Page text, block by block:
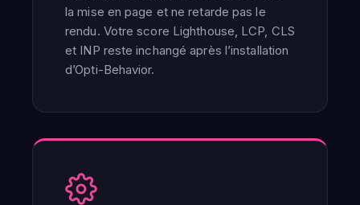
la mise en page et ne retarde pas le
rendu. Votre score Lighthouse, LCP, CLS
et INP reste inchangé après l’installation
d’Opti-Behavior.